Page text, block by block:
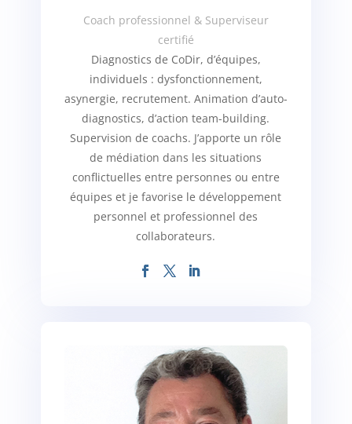
Coach professionnel & Superviseur
certifié
Diagnostics de CoDir, d’équipes,
individuels : dysfonctionnement,
asynergie, recrutement. Animation d’auto-
diagnostics, d’action team-building.
Supervision de coachs. J’apporte un rôle
de médiation dans les situations
conflictuelles entre personnes ou entre
équipes et je favorise le développement
personnel et professionnel des
collaborateurs.